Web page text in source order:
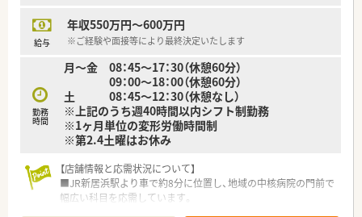
【求人情報について】
での範囲でご相談が可能です。
■賞与は年2回、合計2ヶ月分の支給実績があり、従業員の頑張り
をしっかりと評価します。
■勤続1年以上の正社員を対象とした退職金制度も完備してお
り、長期的な勤務も安心です。
給与
年収550万円～600万円
※ご経験や面接等により最終決定いたします
勤務
時間
月～金 08：45～17：30（休憩60分）
09：00～18：00（休憩60分）
土 08：45～12：30（休憩なし）
※上記のうち週40時間以内シフト制勤務
※1ヶ月単位の変形労働時間制
※第2.4土曜はお休み
【店舗情報と応需状況について】
■JR新居浜駅より車で約8分に位置し、地域の中核病院の門前で
幅広い科目を応需しています。